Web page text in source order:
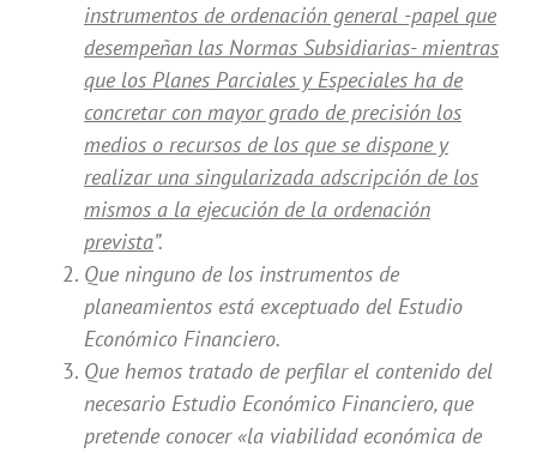
instrumentos de ordenación general -papel que
desempeñan las Normas Subsidiarias- mientras
que los Planes Parciales y Especiales ha de
concretar con mayor grado de precisión los
medios o recursos de los que se dispone y
realizar una singularizada adscripción de los
mismos a la ejecución de la ordenación
prevista”.
Que ninguno de los instrumentos de
planeamientos está exceptuado del Estudio
Económico Financiero.
Que hemos tratado de perfilar el contenido del
necesario Estudio Económico Financiero, que
pretende conocer «la viabilidad económica de